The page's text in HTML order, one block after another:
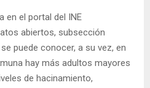
en el portal del INE
abiertos, subsección
puede conocer, a su vez, en
hay más adultos mayores
de hacinamiento,